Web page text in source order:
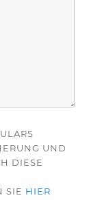
UND
DIESE
SIE HIER